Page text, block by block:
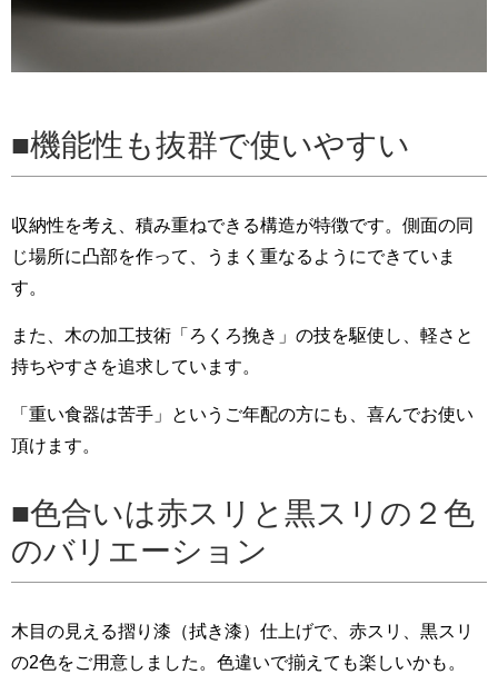
機能性も抜群で使いやすい
収納性を考え、積み重ねできる構造が特徴です。側面の同
じ場所に凸部を作って、うまく重なるようにできていま
す。
また、木の加工技術「ろくろ挽き」の技を駆使し、軽さと
持ちやすさを追求しています。
「重い食器は苦手」というご年配の方にも、喜んでお使い
頂けます。
色合いは赤スリと黒スリの２色
のバリエーション
木目の見える摺り漆（拭き漆）仕上げで、赤スリ、黒スリ
の2色をご用意しました。色違いで揃えても楽しいかも。